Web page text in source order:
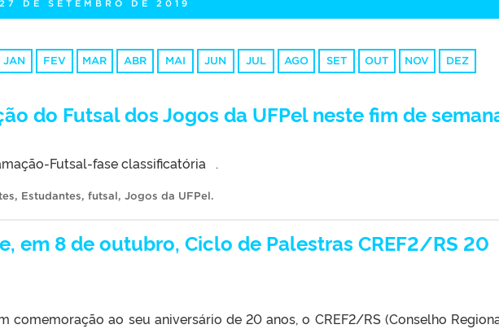
DE SETEMBRO DE 2019
JAN FEV MAR ABR MAI JUN JUL AGO SET OUT NOV DEZ
do Futsal dos Jogos da UFPel neste fim de
Futsal-fase classificatória .
, Estudantes, futsal, Jogos da UFPel.
em 8 de outubro, Ciclo de Palestras CREF2/RS 20
comemoração ao seu aniversário de 20 anos, o CREF2/RS (Conselho